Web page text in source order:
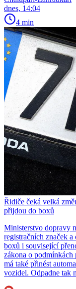
dnes, 14:04
4 min
Řidiče čeká velká
přijdou do boxů
Ministerstvo dopravy
registračních značek
boxů i související
zákona o
má také přinést
vozidel. Odpadne tak